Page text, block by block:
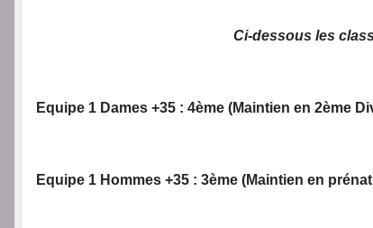
Ci-dessous les
Equipe 1 Dames +35 : 4ème (Maintien en 2ème
Equipe 1 Hommes +35 : 3ème (Maintien en